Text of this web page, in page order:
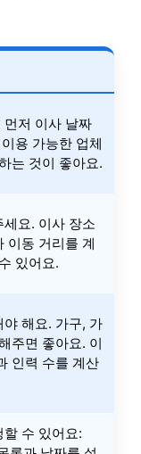
먼저 이사 날짜
용 가능한 업체
는 것이 좋아요.
요. 이사 장소
이동 거리를 계
있어요.
해요. 가구, 가
주면 좋아요. 이
인력 수를 계산
수 있어요: